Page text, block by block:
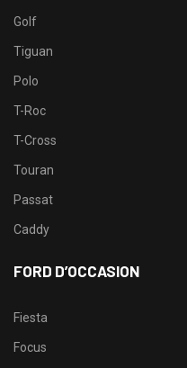
Golf
Tiguan
Polo
T-Roc
T-Cross
Touran
Passat
Caddy
FORD D’OCCASION
Fiesta
Focus